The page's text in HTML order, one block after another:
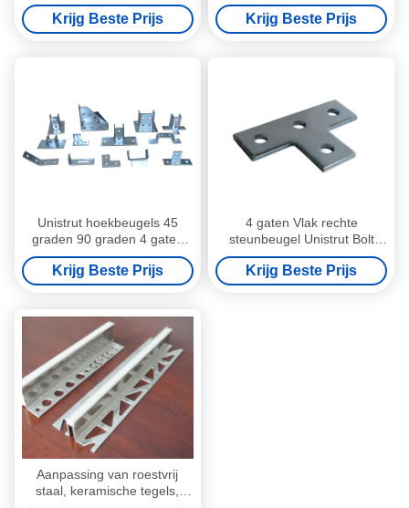
C-kanaal
Krijg Beste Prijs
Unistrut kanaal fittings
Krijg Beste Prijs
Unistrut hoekbeugels 45
graden 90 graden 4 gaten
roestvrij staal strut kanaal
bevestiging
Krijg Beste Prijs
4 gaten Vlak rechte
steunbeugel Unistrut Bolt
Noot Stamping Plate
Connector L T-vormig
Krijg Beste Prijs
Aanpassing van roestvrij
staal, keramische tegels,